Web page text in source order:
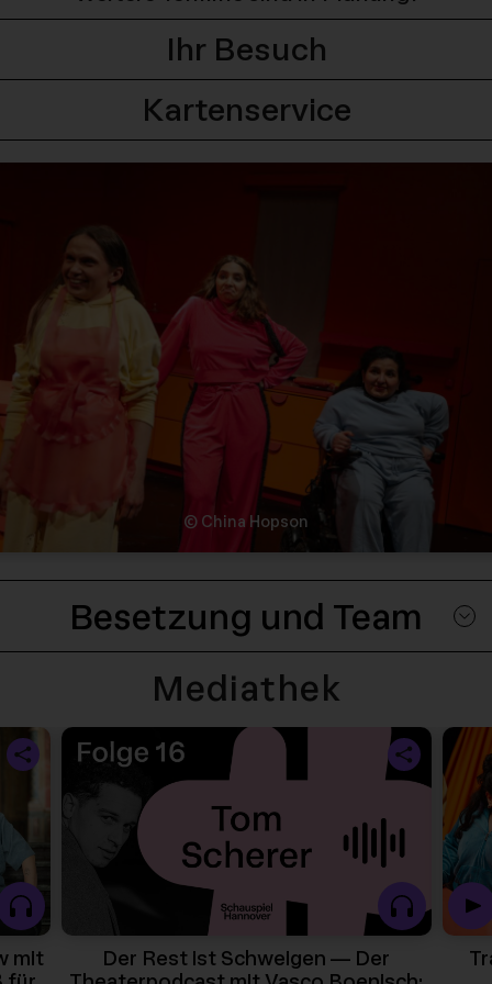
Ihr Besuch
Kartenservice
© China Hopson
Besetzung und Team
Mediathek
Deutsch, du Schuft! - 25588
mit
Der Rest ist Schweigen — Der